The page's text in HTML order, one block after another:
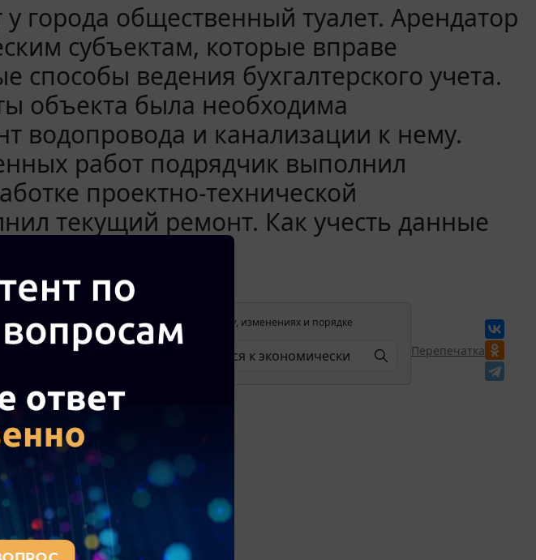
города общественный туалет. Арендатор
субъектам, которые вправе
ведения бухгалтерского учета.
объекта была необходима
водопровода и канализации к нему.
работ подрядчик выполнил
проектно-технической
текущий ремонт. Как учесть данные
полной информации о вступлении в силу, изменениях и порядке
версии системы ГАРАНТ:
Перепечатка